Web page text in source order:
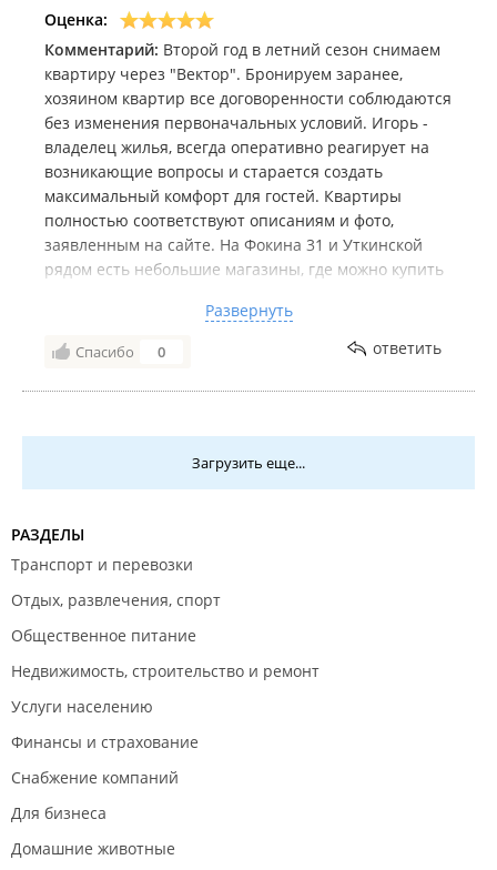
Оценка:
Комментарий: Второй год в летний сезон снимаем
квартиру через "Вектор". Бронируем заранее,
хозяином квартир все договоренности соблюдаются
без изменения первоначальных условий. Игорь -
владелец жилья, всегда оперативно реагирует на
возникающие вопросы и старается создать
максимальный комфорт для гостей. Квартиры
полностью соответствуют описаниям и фото,
заявленным на сайте. На Фокина 31 и Уткинской
рядом есть небольшие магазины, где можно купить
автобусных остановок не более 10 минут пешком,
при этом квартиры расположены в стороне от
городского шума и суеты.
Однозначно рекомендую это агентство всем, кто
Развернуть
Спасибо 0 ответить
Загрузить еще...
РАЗДЕЛЫ
Транспорт и перевозки
Отдых, развлечения, спорт
Общественное питание
Недвижимость, строительство и ремонт
Услуги населению
Финансы и страхование
Снабжение компаний
Для бизнеса
Домашние животные